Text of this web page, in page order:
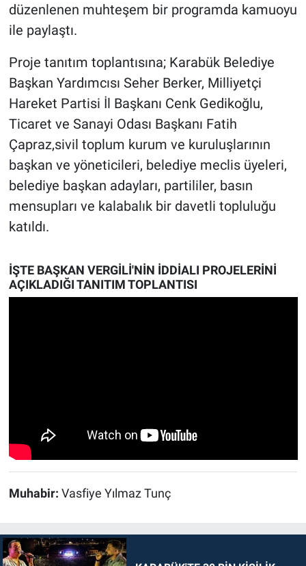
düzenlenen muhteşem bir programda kamuoyu
ile paylaştı.
Proje tanıtım toplantısına; Karabük Belediye
Başkan Yardımcısı Seher Berker, Milliyetçi
Hareket Partisi İl Başkanı Cenk Gedikoğlu,
Ticaret ve Sanayi Odası Başkanı Fatih
Çapraz,sivil toplum kurum ve kuruluşlarının
başkan ve yöneticileri, belediye meclis üyeleri,
belediye başkan adayları, partililer, basın
mensupları ve kalabalık bir davetli topluluğu
katıldı.
İŞTE BAŞKAN VERGİLİ'NİN İDDİALI PROJELERİNİ
AÇIKLADIĞI TANITIM TOPLANTISI
Muhabir: Vasfiye Yılmaz Tunç